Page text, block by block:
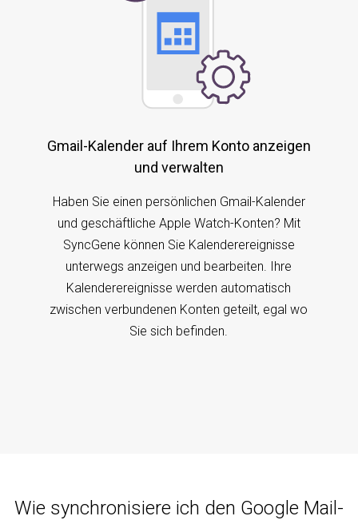
Gmail-Kalender auf Ihrem Konto anzeigen
und verwalten
Haben Sie einen persönlichen Gmail-Kalender
und geschäftliche Apple Watch-Konten? Mit
SyncGene können Sie Kalenderereignisse
unterwegs anzeigen und bearbeiten. Ihre
Kalenderereignisse werden automatisch
zwischen verbundenen Konten geteilt, egal wo
Sie sich befinden.
Wie synchronisiere ich den Google Mail-